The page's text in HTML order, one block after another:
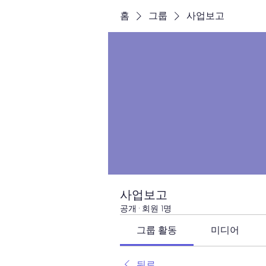
홈 그룹 사업보고
사업보고
공개 · 회원 1명
그룹 활동 미디어